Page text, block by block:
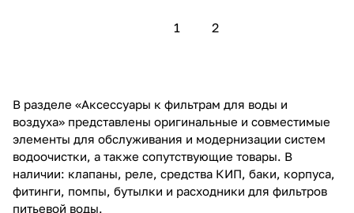
1 2
В разделе «Аксессуары к фильтрам для воды и
воздуха» представлены оригинальные и совместимые
элементы для обслуживания и модернизации систем
водоочистки, а также сопутствующие товары. В
наличии: клапаны, реле, средства КИП, баки, корпуса,
фитинги, помпы, бутылки и расходники для фильтров
питьевой воды.